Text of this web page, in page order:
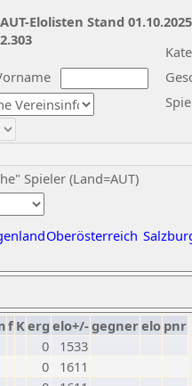
Spieler (Land=AUT)
Oberösterreich
AUT-Elolisten Stand
2.303
f Kerg elo+/-gegnerelo pnr
0
1533
0
1611